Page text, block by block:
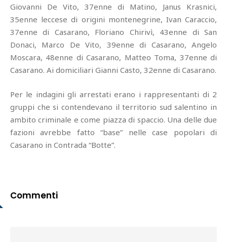
Giovanni De Vito, 37enne di Matino, Janus Krasnici,
35enne leccese di origini montenegrine, Ivan Caraccio,
37enne di Casarano, Floriano Chirivì, 43enne di San
Donaci, Marco De Vito, 39enne di Casarano, Angelo
Moscara, 48enne di Casarano, Matteo Toma, 37enne di
Casarano. Ai domiciliari Gianni Casto, 32enne di Casarano.
Per le indagini gli arrestati erano i rappresentanti di 2
gruppi che si contendevano il territorio sud salentino in
ambito criminale e come piazza di spaccio. Una delle due
fazioni avrebbe fatto “base” nelle case popolari di
Casarano in Contrada “Botte”.
Commenti